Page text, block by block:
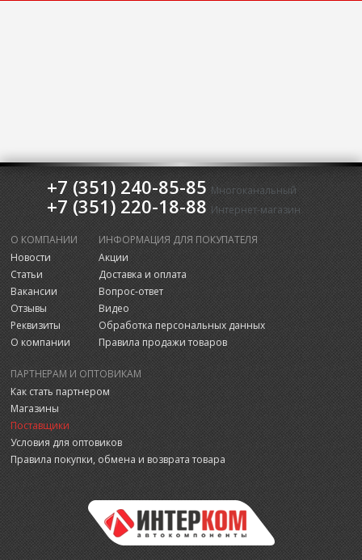
+7 (351) 240-85-85 Многоканальный
+7 (351) 220-18-88 Интернет-магазин
О КОМПАНИИ
Новости
Статьи
Вакансии
Отзывы
Реквизиты
О компании
ИНФОРМАЦИЯ ДЛЯ ПОКУПАТЕЛЯ
Акции
Доставка и оплата
Вопрос-ответ
Видео
Обработка персональных данных
Правила продажи товаров
ПАРТНЕРАМ И ОПТОВИКАМ
Как стать партнером
Магазины
Поставщики
Условия для оптовиков
Правила покупки, обмена и возврата товара